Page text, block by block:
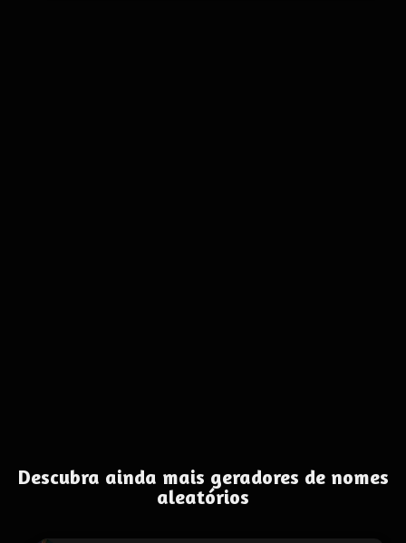
Descubra ainda mais geradores de nomes
aleatórios